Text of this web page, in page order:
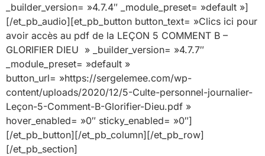
_builder_version= »4.7.4″ _module_preset= »default »]
[/et_pb_audio][et_pb_button button_text= »Clics ici pour
avoir accès au pdf de la LEÇON 5 COMMENT B –
GLORIFIER DIEU » _builder_version= »4.7.7″
_module_preset= »default »
button_url= »https://sergelemee.com/wp-
content/uploads/2020/12/5-Culte-personnel-journalier-
Leçon-5-Comment-B-Glorifier-Dieu.pdf »
hover_enabled= »0″ sticky_enabled= »0″]
[/et_pb_button][/et_pb_column][/et_pb_row]
[/et_pb_section]